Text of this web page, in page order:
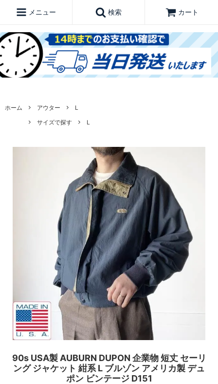
メニュー 検索 カート
ホーム アウター
L
サイズで探す
L
90s USA製 AUBURN DUPON 企業物 短丈 セーリ
ング ジャケット 紺系 L ブルゾン アメリカ製 デュ
ポン ビンテージ D151